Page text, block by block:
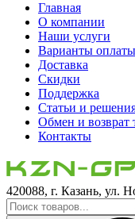
Главная
О компании
Наши услуги
Варианты оплаты
Доставка
Скидки
Поддержка
Статьи и
Обмен и возврат
Контакты
420088, г. Казань, ул.